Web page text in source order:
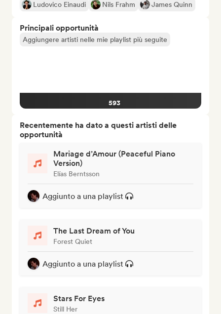
Ludovico Einaudi Nils Frahm James Quinn
Principali opportunità
Aggiungere artisti nelle mie playlist più seguite
593
Recentemente ha dato a questi artisti delle
opportunità
Mariage d’Amour (Peaceful Piano
Version)
Elías Berntsson
Aggiunto a una playlist
The Last Dream of You
Forest Quiet
Aggiunto a una playlist
Stars For Eyes
Still Her